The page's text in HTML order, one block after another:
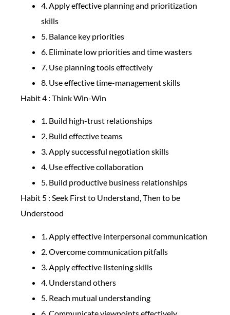
4. Apply effective planning and prioritization
skills
5. Balance key priorities
6. Eliminate low priorities and time wasters
7. Use planning tools effectively
8. Use effective time-management skills
Habit 4 : Think Win-Win
1. Build high-trust relationships
2. Build effective teams
3. Apply successful negotiation skills
4. Use effective collaboration
5. Build productive business relationships
Habit 5 : Seek First to Understand, Then to be
Understood
1. Apply effective interpersonal communication
2. Overcome communication pitfalls
3. Apply effective listening skills
4. Understand others
5. Reach mutual understanding